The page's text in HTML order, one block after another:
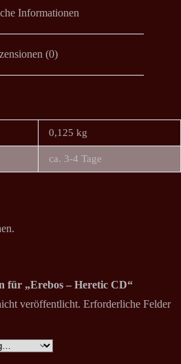
Informationen
(0)
0,125 kg
ca. 3-4 Tage
für „Erebos – Heretic CD“
veröffentlicht. Erforderliche Felder